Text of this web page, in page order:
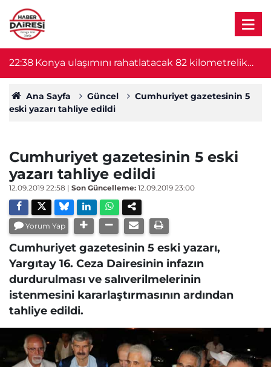
22:38 Konya ulaşımını rahatlatacak 82 kilometrelik
proje başlıyor! Bakan Uraloğlu duyurdu
Ana Sayfa Güncel
Cumhuriyet gazetesinin 5
eski yazarı tahliye edildi
Cumhuriyet gazetesinin 5 eski
yazarı tahliye edildi
12.09.2019 22:58 | Son Güncelleme: 12.09.2019 23:00
Yorum Yap
Cumhuriyet gazetesinin 5 eski yazarı,
Yargıtay 16. Ceza Dairesinin infazın
durdurulması ve salıverilmelerinin
istenmesini kararlaştırmasının ardından
tahliye edildi.